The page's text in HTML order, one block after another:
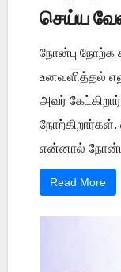
செய்ய
நோன்பு நோற்க
உனவளித்தல்
அவர்
என்னால்
Read More